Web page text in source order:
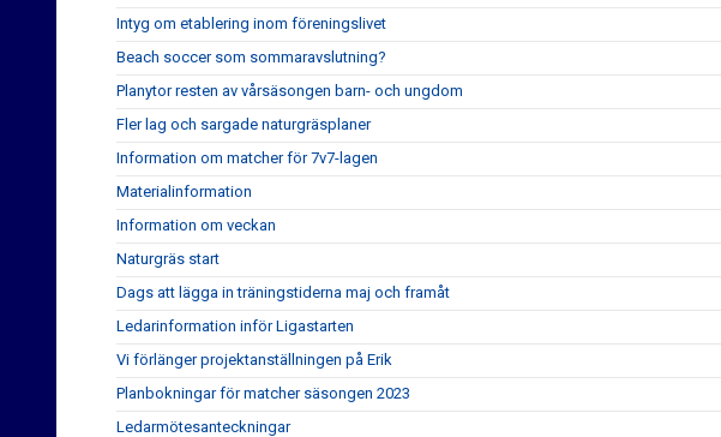
Intyg om etablering inom föreningslivet
Beach soccer som sommaravslutning?
Planytor resten av vårsäsongen barn- och ungdom
Fler lag och sargade naturgräsplaner
Information om matcher för 7v7-lagen
Materialinformation
Information om veckan
Naturgräs start
Dags att lägga in träningstiderna maj och framåt
Ledarinformation inför Ligastarten
Vi förlänger projektanställningen på Erik
Planbokningar för matcher säsongen 2023
Ledarmötesanteckningar